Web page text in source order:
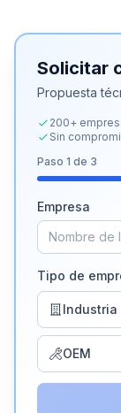
Solicitar
Propuesta
200+
Sin
Paso 1 de 3
Empresa
Tipo de
Industria
OEM